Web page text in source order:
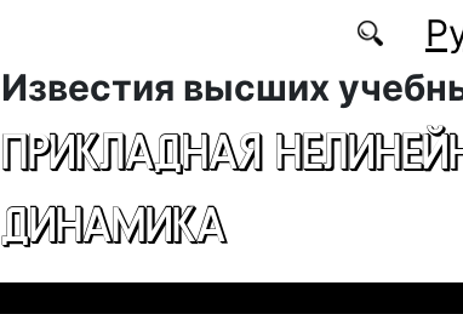
Известия высших
ПРИКЛАДНАЯ
ДИНАМИКА